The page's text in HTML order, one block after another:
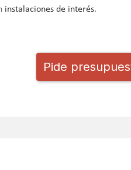
instalaciones de interés.
Pide